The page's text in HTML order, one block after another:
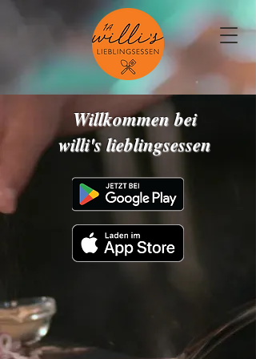
Willkommen bei
willi's lieblingsessen